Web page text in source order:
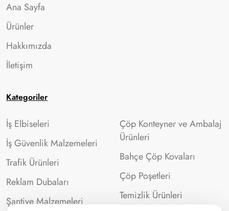
Ana Sayfa
Ürünler
Hakkımızda
İletişim
Kategoriler
İş Elbiseleri
İş Güvenlik Malzemeleri
Trafik Ürünleri
Reklam Dubaları
Şantiye Malzemeleri
Çöp Konteyner ve Ambalaj
Ürünleri
Bahçe Çöp Kovaları
Çöp Poşetleri
Temizlik Ürünleri